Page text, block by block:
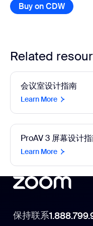
Buy on CDW
Related
会议室设计指南
Learn More
ProAV 3 屏幕设计
Learn More
保持联系